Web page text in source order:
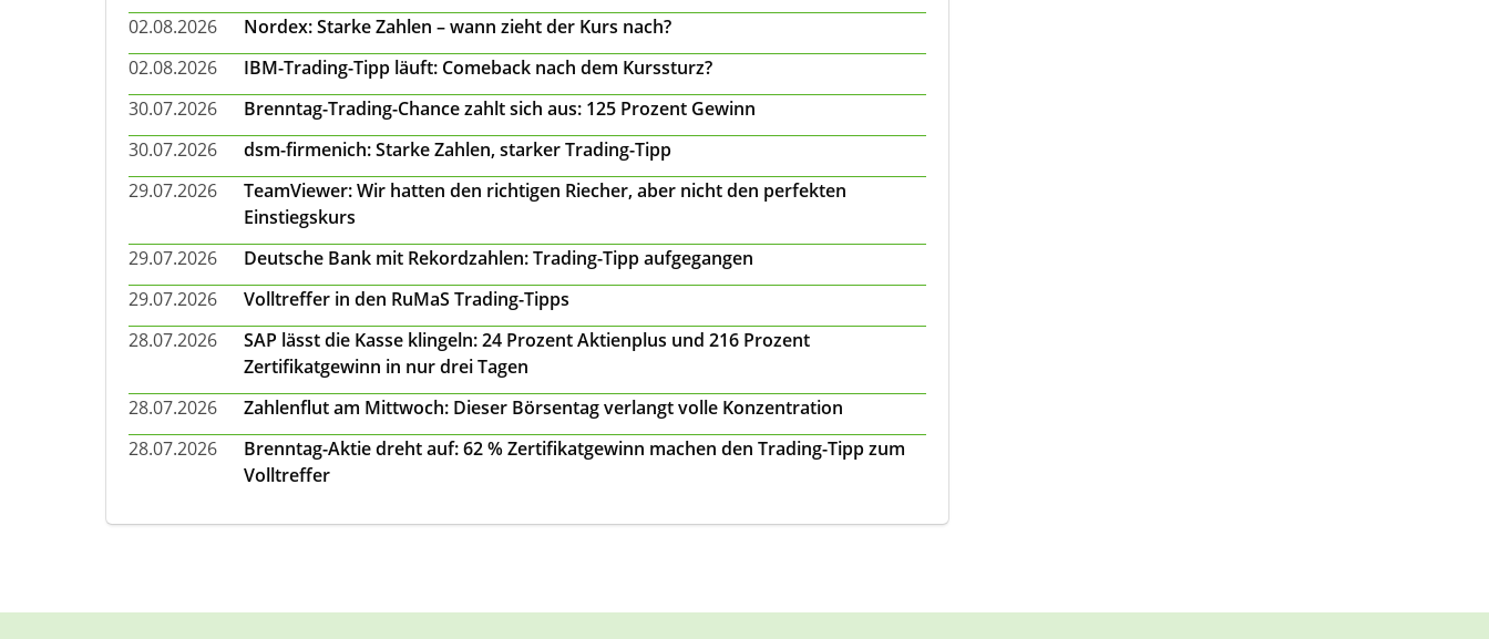
02.08.2026
Nordex: Starke Zahlen – wann zieht der Kurs nach?
02.08.2026
IBM-Trading-Tipp läuft: Comeback nach dem Kurssturz?
30.07.2026
Brenntag-Trading-Chance zahlt sich aus: 125 Prozent Gewinn
30.07.2026
dsm-firmenich: Starke Zahlen, starker Trading-Tipp
29.07.2026
TeamViewer: Wir hatten den richtigen Riecher, aber nicht den perfekten
Einstiegskurs
29.07.2026
Deutsche Bank mit Rekordzahlen: Trading-Tipp aufgegangen
29.07.2026
Volltreffer in den RuMaS Trading-Tipps
28.07.2026
SAP lässt die Kasse klingeln: 24 Prozent Aktienplus und 216 Prozent
Zertifikatgewinn in nur drei Tagen
28.07.2026
Zahlenflut am Mittwoch: Dieser Börsentag verlangt volle Konzentration
28.07.2026
Brenntag-Aktie dreht auf: 62 % Zertifikatgewinn machen den Trading-Tipp zum
Volltreffer